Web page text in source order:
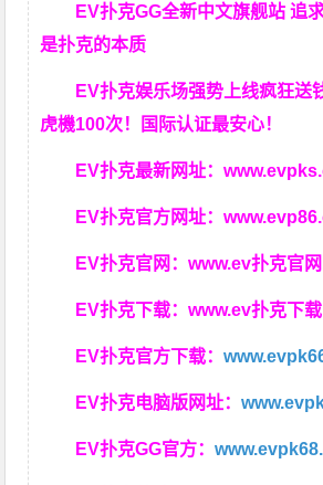
EV扑克GG全新中文旗舰站 追
是扑克的本质
EV扑克娱乐场强势上线疯狂送
虎機100次！国际认证最安心！
EV扑克最新网址：
EV扑克官方网址：
EV扑克官网：www.ev扑克官
EV扑克下载：www.ev扑克下
EV扑克官方下载：
EV扑克电脑版网址：
EV扑克GG官方：